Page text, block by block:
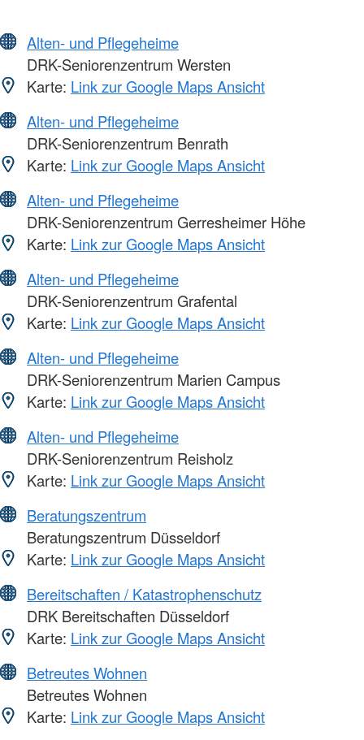
Alten- und Pflegeheime
DRK-Seniorenzentrum Wersten
Karte: Link zur Google Maps Ansicht
Alten- und Pflegeheime
DRK-Seniorenzentrum Benrath
Karte: Link zur Google Maps Ansicht
Alten- und Pflegeheime
DRK-Seniorenzentrum Gerresheimer Höhe
Karte: Link zur Google Maps Ansicht
Alten- und Pflegeheime
DRK-Seniorenzentrum Grafental
Karte: Link zur Google Maps Ansicht
Alten- und Pflegeheime
DRK-Seniorenzentrum Marien Campus
Karte: Link zur Google Maps Ansicht
Alten- und Pflegeheime
DRK-Seniorenzentrum Reisholz
Karte: Link zur Google Maps Ansicht
Beratungszentrum
Beratungszentrum Düsseldorf
Karte: Link zur Google Maps Ansicht
Bereitschaften / Katastrophenschutz
DRK Bereitschaften Düsseldorf
Karte: Link zur Google Maps Ansicht
Betreutes Wohnen
Betreutes Wohnen
Karte: Link zur Google Maps Ansicht